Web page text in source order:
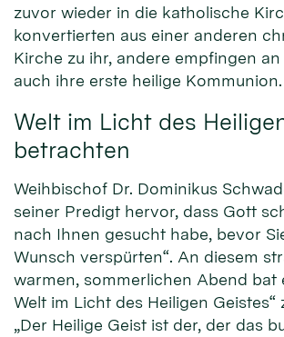
zuvor wieder in die katholische
konvertierten aus einer anderen
Kirche zu ihr, andere empfingen an
auch ihre erste heilige Kommunion.
Welt im Licht des
betrachten
Weihbischof Dr. Dominikus
seiner Predigt hervor, dass Gott
nach Ihnen gesucht habe, bevor
Wunsch verspürten“. An diesem
warmen, sommerlichen Abend bat
Welt im Licht des Heiligen Geistes“
„Der Heilige Geist ist der, der das